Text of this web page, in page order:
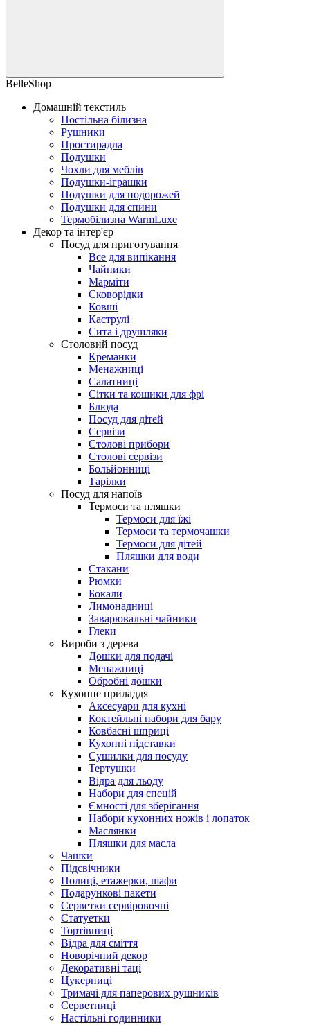
BelleShop
Домашній текстиль
Постільна білизна
Рушники
Простирадла
Подушки
Чохли для меблів
Подушки-іграшки
Подушки для подорожей
Подушки для спини
Термобілизна WarmLuxe
Декор та інтер'єр
Посуд для приготування
Все для випікання
Чайники
Марміти
Сковорідки
Ковші
Каструлі
Сита і друшляки
Столовий посуд
Креманки
Менажниці
Салатниці
Сітки та кошики для фрі
Блюда
Посуд для дітей
Сервізи
Столові прибори
Столові сервізи
Больйонниці
Тарілки
Посуд для напоїв
Термоси та пляшки
Термоси для їжі
Термоси та термочашки
Термоси для дітей
Пляшки для води
Стакани
Рюмки
Бокали
Лимонадниці
Заварювальні чайники
Глеки
Вироби з дерева
Дошки для подачі
Менажниці
Обробні дошки
Кухонне приладдя
Аксесуари для кухні
Коктейльні набори для бару
Ковбасні шприці
Кухонні підставки
Сушилки для посуду
Тертушки
Відра для льоду
Набори для спецій
Ємності для зберігання
Набори кухонних ножів і лопаток
Маслянки
Пляшки для масла
Чашки
Підсвічники
Полиці, етажерки, шафи
Подарункові пакети
Серветки сервіровочні
Статуетки
Тортівниці
Відра для сміття
Новорічний декор
Декоративні таці
Цукерниці
Тримачі для паперових рушників
Серветниці
Настільні годинники